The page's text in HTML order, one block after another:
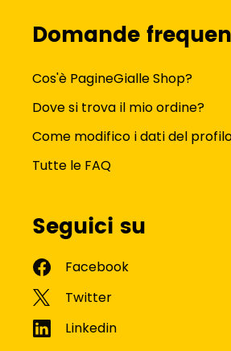
Domande
Cos'è PagineGialle Shop?
Dove si trova il mio ordine?
Come modifico i dati del
Tutte le FAQ
Seguici su